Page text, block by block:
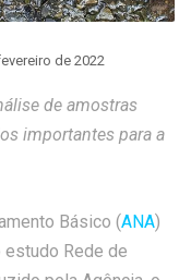
de 2022
de amostras
importantes para a
Básico (ANA)
Rede de